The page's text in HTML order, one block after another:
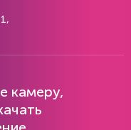
камеру,